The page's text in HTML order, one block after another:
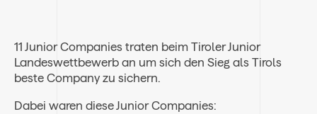
11 Junior Companies traten beim Tiroler Junior
Landeswettbewerb an um sich den Sieg als Tirols
beste Company zu sichern.
Dabei waren diese Junior Companies: